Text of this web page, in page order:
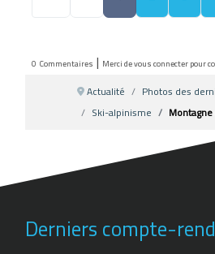
0 Commentaires | Merci de vous connecter pour
Actualité
Photos des
Ski-alpinisme
Derniers compte-